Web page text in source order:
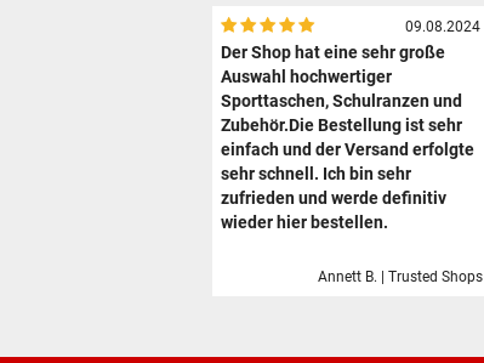
09.08.2024
Der Shop hat eine sehr große
Auswahl hochwertiger
Sporttaschen, Schulranzen und
Zubehör.Die Bestellung ist sehr
einfach und der Versand erfolgte
sehr schnell. Ich bin sehr
zufrieden und werde definitiv
wieder hier bestellen.
Annett B. | Trusted Shops